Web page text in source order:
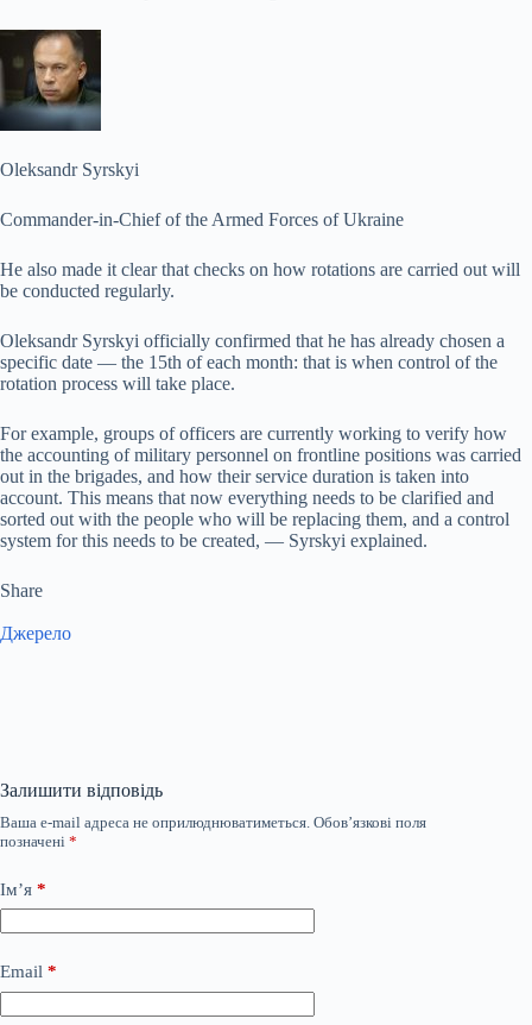
Oleksandr Syrskyi
Commander-in-Chief of the Armed Forces of Ukraine
He also made it clear that checks on how rotations are carried out will
be conducted regularly.
Oleksandr Syrskyi officially confirmed that he has already chosen a
specific date — the 15th of each month: that is when control of the
rotation process will take place.
For example, groups of officers are currently working to verify how
the accounting of military personnel on frontline positions was carried
out in the brigades, and how their service duration is taken into
account. This means that now everything needs to be clarified and
sorted out with the people who will be replacing them, and a control
system for this needs to be created, — Syrskyi explained.
Share
Джерело
Залишити відповідь
Ваша e-mail адреса не оприлюднюватиметься. Обов’язкові поля
позначені *
Ім’я *
Email *